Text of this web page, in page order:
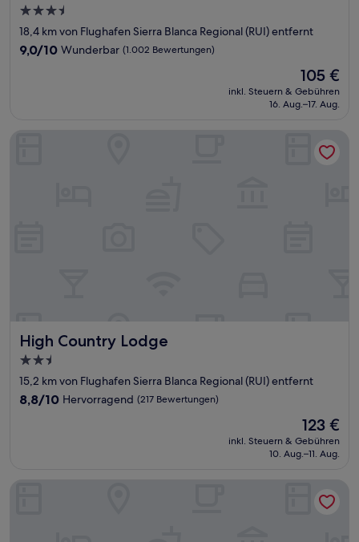
3.5-
Sterne-
Unterkunft
18,4 km von Flughafen Sierra Blanca Regional (RUI) entfernt
9.0
9,0/10 Wunderbar (1.002 Bewertungen)
Der
Preis
beträgt
105 €
inkl. Steuern & Gebühren
16. Aug.–17. Aug.
High Country Lodge
High Country Lodge
2.5-
Sterne-
Unterkunft
15,2 km von Flughafen Sierra Blanca Regional (RUI) entfernt
8.8
8,8/10 Hervorragend (217 Bewertungen)
Der
Preis
beträgt
123 €
inkl. Steuern & Gebühren
10. Aug.–11. Aug.
Comfort Inn & Suites Midtown